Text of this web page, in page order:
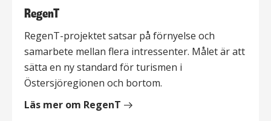
RegenT
RegenT-projektet satsar på förnyelse och
samarbete mellan flera intressenter. Målet är att
sätta en ny standard för turismen i
Östersjöregionen och bortom.
Läs mer om RegenT